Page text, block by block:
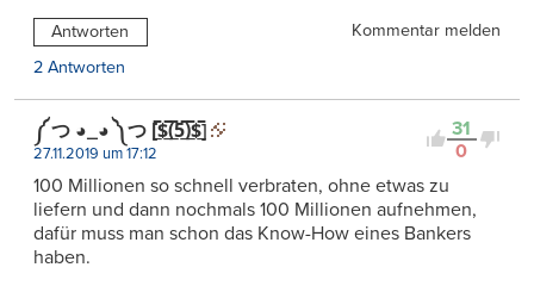
Antworten
Kommentar melden
2 Antworten
31
0
༼ つ ◕_◕ ༽つ [̲̅$̲̅(̲̅5̲̅)̲̅$̲̅]
27.11.2019 um 17:12
100 Millionen so schnell verbraten, ohne etwas zu
liefern und dann nochmals 100 Millionen aufnehmen,
dafür muss man schon das Know-How eines Bankers
haben.